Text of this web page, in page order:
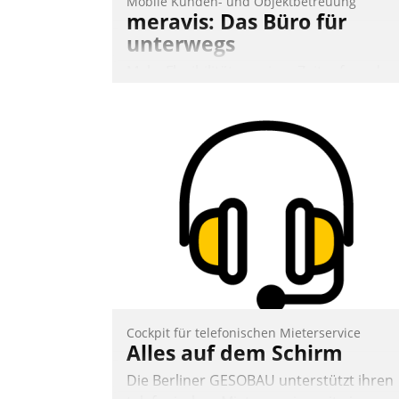
meravis: Das Büro für
unterwegs
Mitarbeiter von Datatrain. Die meravis
Wohnungsbau- und Immobilien GmbH
hat sich dabei für den Betrieb der Lösung
über die SAP Cloud Platform entschieden
- als erstes Unternehmen am
Wohnungsmarkt.
Andreas Lerchner
Cockpit für telefonischen Mieterservice
Alles auf dem Schirm
Die Berliner GESOBAU unterstützt ihren